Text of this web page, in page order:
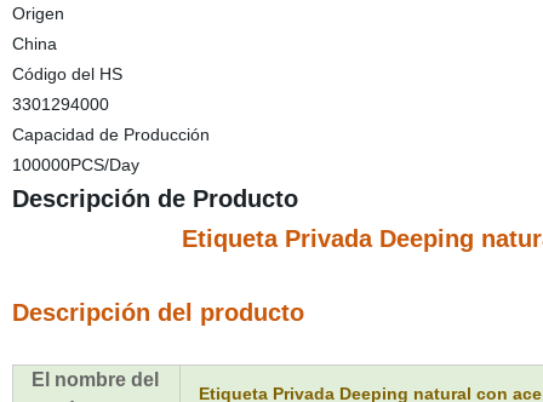
Origen
China
Código del HS
3301294000
Capacidad de Producción
100000PCS/Day
Descripción de Producto
Etiqueta Privada Deeping
Descripción del producto
El nombre del
Etiqueta Privada Deeping natural con